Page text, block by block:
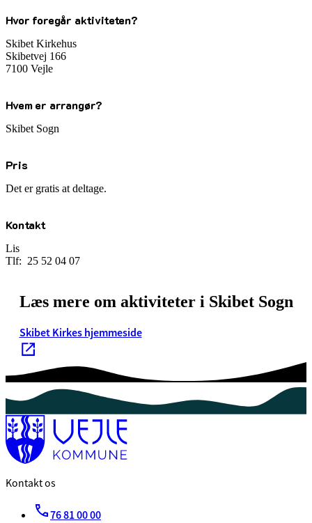
Hvor foregår aktiviteten?
Skibet Kirkehus
Skibetvej 166
7100 Vejle
Hvem er arrangør?
Skibet Sogn
Pris
Det er gratis at deltage.
Kontakt
Lis
Tlf: 25 52 04 07
Læs mere om aktiviteter i Skibet Sogn
Skibet Kirkes hjemmeside
Kontakt os
76 81 00 00